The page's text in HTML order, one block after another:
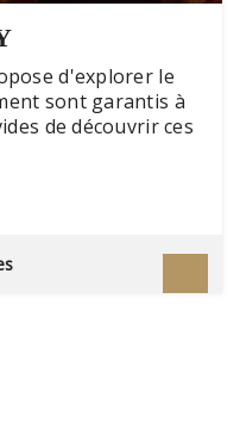
d'explorer le
sont garantis à
de découvrir ces
régné naguère sur
millions d'années :